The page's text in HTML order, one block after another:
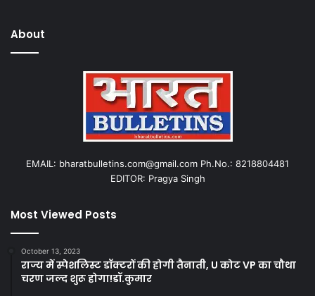
About
EMAIL: bharatbulletins.com@gmail.com Ph.No.: 8218804481
EDITOR: Pragya Singh
Most Viewed Posts
October 13, 2023
राज्य में स्पेशलिस्ट डॉक्टरों की होगी तैनाती, U कोट VP का चौथा
चरण जल्द शुरू होगा!डॉ.कुमार